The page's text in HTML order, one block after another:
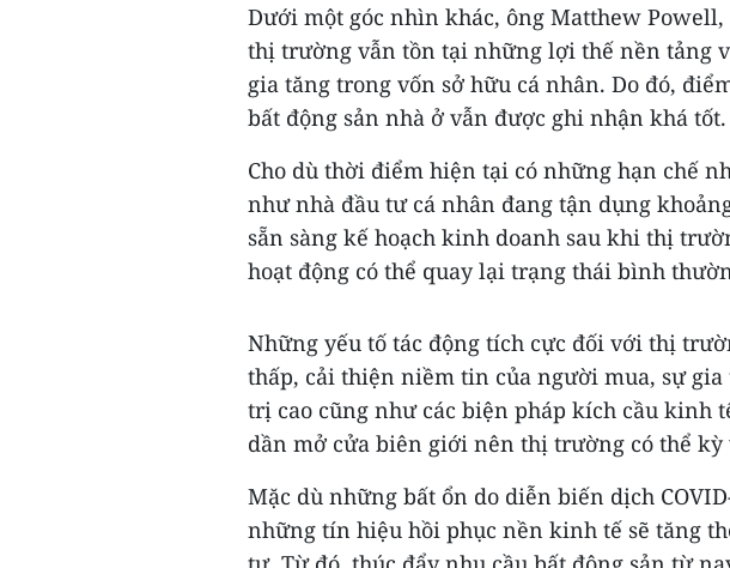
Dưới một góc nhìn khác, ông Matthew
thị trường vẫn tồn tại những lợi thế nền tảng
gia tăng trong vốn sở hữu cá nhân. Do đó,
bất động sản nhà ở vẫn được ghi nhận khá tốt.
Cho dù thời điểm hiện tại có những hạn chế
như nhà đầu tư cá nhân đang tận dụng
sẵn sàng kế hoạch kinh doanh sau khi thị
hoạt động có thể quay lại trạng thái bình
Những yếu tố tác động tích cực đối với thị
thấp, cải thiện niềm tin của người mua, sự gia
trị cao cũng như các biện pháp kích cầu kinh
dần mở cửa biên giới nên thị trường có thể
Mặc dù những bất ổn do diễn biến dịch
những tín hiệu hồi phục nền kinh tế sẽ tăng